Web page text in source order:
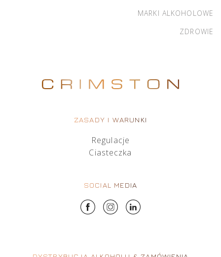
MARKI ALKOHOLOWE
ZDROWIE
ZASADY I WARUNKI
Regulacje
Ciasteczka
SOCIAL MEDIA